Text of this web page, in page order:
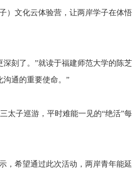
）文化云体验营，让两岸学子在体悟
刻了。”就读于福建师范大学的陈芝
通的重要使命。”
太子巡游，平时难能一见的“绝活”每
，希望通过此次活动，两岸青年能延